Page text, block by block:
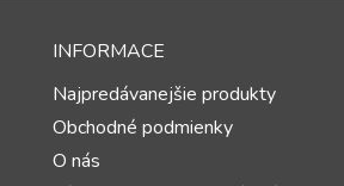
INFORMACE
Najpredávanejšie produkty
Obchodné podmienky
O nás